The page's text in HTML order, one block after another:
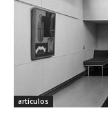
artículos